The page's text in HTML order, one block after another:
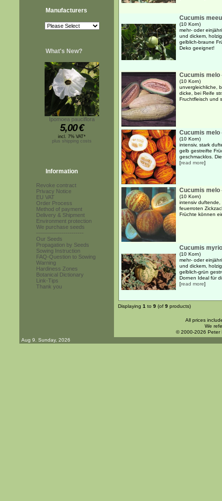
Manufacturers
What's New?
Ipomoea pauciflora
5,00€
incl. 7% VAT*
plus shipping costs
Information
Revoke contract
Privacy Notice
EU VAT
Order Process
Method of payment
Delivery & Shipment
Environment protection
We purchase seeds
------------------------
Our Seeds
Propagation by Seeds
Sowing Instruction
FAQ-Question to Sowing
Warning
Hardiness Zones
Botanical Dictionary
Link-Tips
Thank you
Cucumis
(10 Korn)
mehr- oder
und dickem,
gelblich-braune
Deko geeignet!
Cucumis melo
(10 Korn)
unvergleichliche,
dicke, bei Reife
Fruchtfleisch und
Cucumis melo
(10 Korn)
intensiv, stark
gelb gestreifte
geschmacklos.
[read more]
Cucumis melo
(10 Korn)
intensiv duftende,
feuerroten
Früchte können
Cucumis
(10 Korn)
mehr- oder
und dickem,
gelblich-grün
Dornen Ideal für
[read more]
Displaying 1 to 9 (of 9 products)
All prices
We
© 2000-2026 Peter
Aug 9. Sunday, 2026